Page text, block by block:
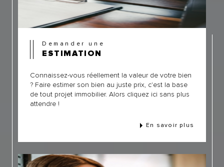
Demander une
ESTIMATION
Connaissez-vous réellement la valeur de votre bien
? Faire estimer son bien au juste prix, c'est la base
de tout projet immobilier. Alors cliquez ici sans plus
attendre !
En savoir plus